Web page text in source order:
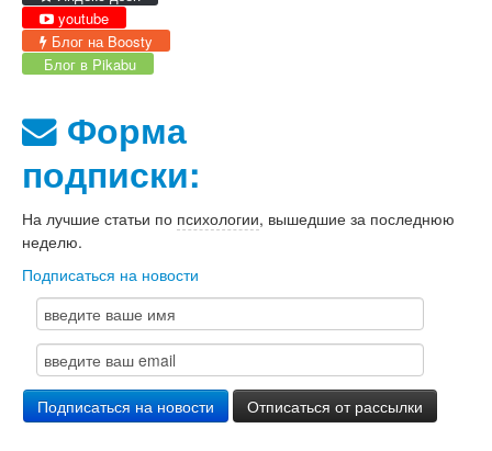
youtube
Блог на Boosty
Блог в Pikabu
Форма
подписки:
На лучшие статьи по психологии, вышедшие за последнюю
неделю.
Подписаться на новости